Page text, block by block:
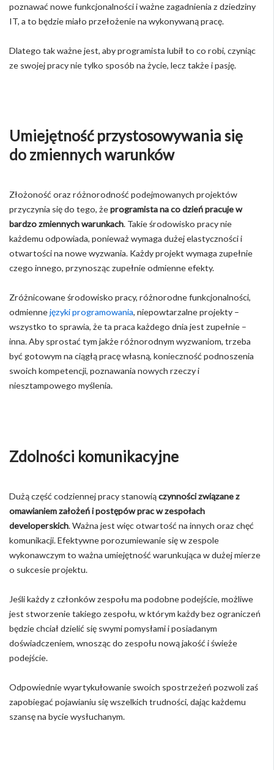
poznawać nowe funkcjonalności i ważne zagadnienia z dziedziny
IT, a to będzie miało przełożenie na wykonywaną pracę.
Dlatego tak ważne jest, aby programista lubił to co robi, czyniąc
ze swojej pracy nie tylko sposób na życie, lecz także i pasję.
Umiejętność przystosowywania się
do zmiennych warunków
Złożoność oraz różnorodność podejmowanych projektów
przyczynia się do tego, żeprogramista na co dzień pracuje w
bardzo zmiennych warunkach. Takie środowisko pracy nie
każdemu odpowiada, ponieważ wymaga dużej elastyczności i
otwartości na nowe wyzwania. Każdy projekt wymaga zupełnie
czego innego, przynosząc zupełnie odmienne efekty.
Zróżnicowane środowisko pracy, różnorodne funkcjonalności,
odmiennejęzyki programowania, niepowtarzalne projekty –
wszystko to sprawia, że ta praca każdego dnia jest zupełnie –
inna. Aby sprostać tym jakże różnorodnym wyzwaniom, trzeba
być gotowym na ciągłą pracę własną, konieczność podnoszenia
swoich kompetencji, poznawania nowych rzeczy i
niesztampowego myślenia.
Zdolności komunikacyjne
Dużą część codziennej pracy stanowiączynności związane z
omawianiem założeń i postępów prac w zespołach
developerskich. Ważna jest więc otwartość na innych oraz chęć
komunikacji. Efektywne porozumiewanie się w zespole
wykonawczym to ważna umiejętność warunkująca w dużej mierze
o sukcesie projektu.
Jeśli każdy z członków zespołu ma podobne podejście, możliwe
jest stworzenie takiego zespołu, w którym każdy bez ograniczeń
będzie chciał dzielić się swymi pomysłami i posiadanym
doświadczeniem, wnosząc do zespołu nową jakość i świeże
podejście.
Odpowiednie wyartykułowanie swoich spostrzeżeń pozwoli zaś
zapobiegać pojawianiu się wszelkich trudności, dając każdemu
szansę na bycie wysłuchanym.